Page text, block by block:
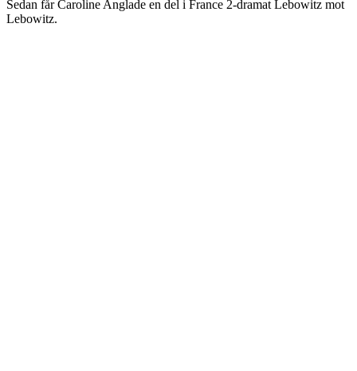
Sedan får Caroline Anglade en del i France 2-dramat Lebowitz mot
Lebowitz.